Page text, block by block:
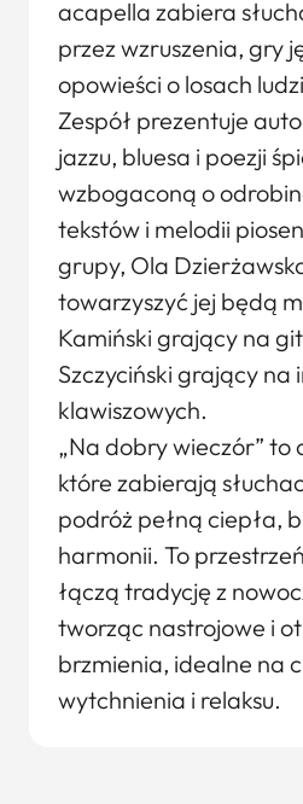
acapella zabiera
przez wzruszenia, gry
opowieści o losach
Zespół prezentuje
jazzu, bluesa i poezji
wzbogaconą o
tekstów i melodii
grupy, Ola
towarzyszyć jej będą
Kamiński grający na
Szczyciński grający
klawiszowych.
„Na dobry wieczór” to
które zabierają
podróż pełną ciepła,
harmonii. To
łączą tradycję z
tworząc nastrojowe i
brzmienia, idealne na
wytchnienia i relaksu.